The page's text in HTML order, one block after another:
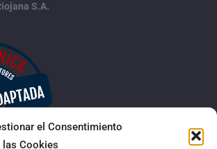
el Consentimiento
las Cookies
S.A.